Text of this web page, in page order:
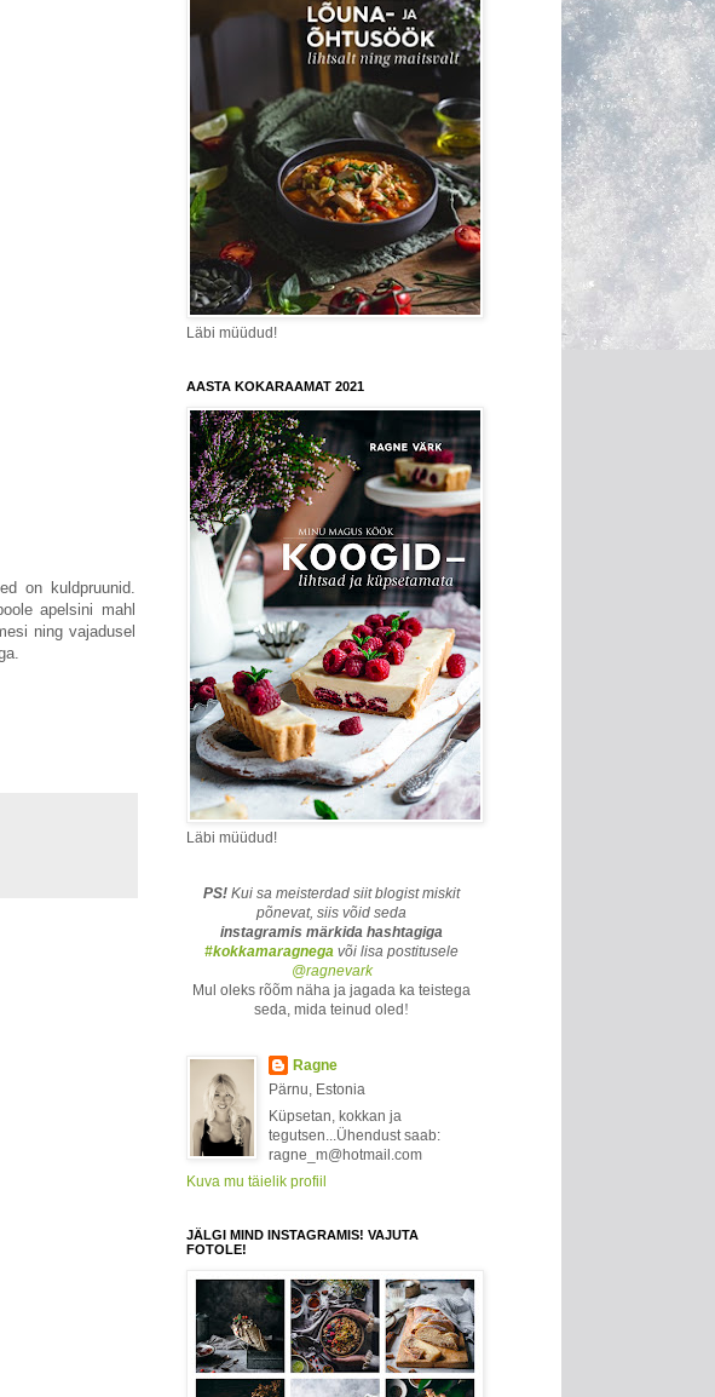
on kuldpruunid.
apelsini mahl
ning vajadusel
Läbi müüdud!
AASTA KOKARAAMAT 2021
Läbi müüdud!
PS! Kui sa meisterdad siit blogist miskit
põnevat, siis võid seda
instagramis märkida hashtagiga
#kokkamaragnega või lisa postitusele
@ragnevark
Mul oleks rõõm näha ja jagada ka teistega
seda, mida teinud oled !
Ragne
Pärnu, Estonia
Küpsetan, kokkan ja
tegutsen...Ühendust saab:
ragne_m@hotmail.com
Kuva mu täielik profiil
JÄLGI MIND INSTAGRAMIS! VAJUTA
FOTOLE!